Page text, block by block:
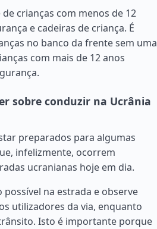
crianças com menos de 12
e cadeiras de criança. É
no banco da frente sem uma
com mais de 12 anos
sobre conduzir na Ucrânia
preparados para algumas
infelizmente, ocorrem
ucranianas hoje em dia.
possível na estrada e observe
utilizadores da via, enquanto
Isto é importante porque